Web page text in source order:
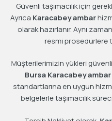
Güvenli taşımacılık için
Ayrıca Karacabey ambar
olarak hazırlanır. Aynı
resmi prosedürlere
Müşterilerimizin yükleri
Bursa Karacabey ambar
standartlarına en uygun
belgelerle taşımacılık